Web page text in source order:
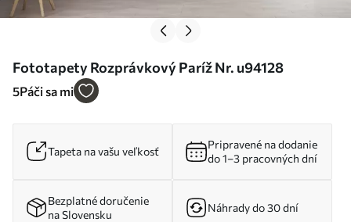
Fototapety Rozprávkový Paríž Nr. u94128
5Páči sa mi
Tapeta na vašu veľkosť
Pripravené na dodanie
do 1–3 pracovných dní
Bezplatné doručenie
na Slovensku
Náhrady do 30 dní